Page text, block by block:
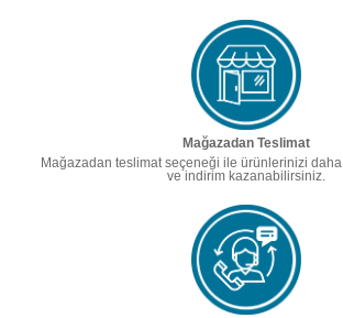
Mağazadan Teslimat
Mağazadan teslimat seçeneği ile ürünlerinizi daha
ve indirim kazanabilirsiniz.